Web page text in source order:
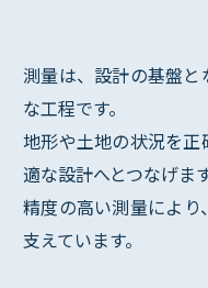
測量は、設計の基盤
な工程です。
地形や土地の状況を
適な設計へとつなげます
精度の高い測量によ
支えています。​​​​​​​